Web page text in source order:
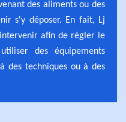
des aliments ou des
s'y déposer. En fait, Lj
afin de régler le
des équipements
des techniques ou à des